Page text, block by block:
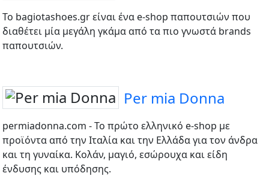
To bagiotashoes.gr είναι ένα e-shop παπουτσιών που
διαθέτει μία μεγάλη γκάμα από τα πιο γνωστά brands
παπουτσιών.
Per mia Donna
permiadonna.com - Το πρώτο ελληνικό e-shop με
προϊόντα από την Ιταλία και την Ελλάδα για τον άνδρα
και τη γυναίκα. Κολάν, μαγιό, εσώρουχα και είδη
ένδυσης και υπόδησης.